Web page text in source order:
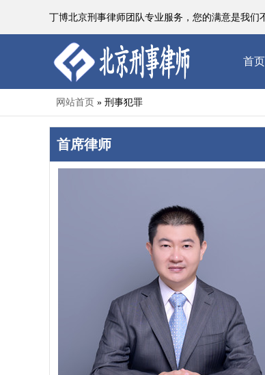
丁博北京刑事律师团队专业服务，您的满意是我们
首页
网站首页 » 刑事犯罪
首席律师